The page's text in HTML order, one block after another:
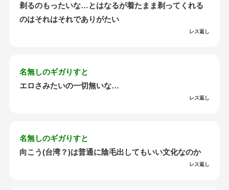
剃るのもったいな…とはなるが着たまま剃ってくれる
のはそれはそれでありがたい
レス返し
名無しのギガりすと
エロさみたいの一切無いな…
レス返し
名無しのギガりすと
向こう(台湾？)は普通に陰毛出してもいい文化なのか
レス返し